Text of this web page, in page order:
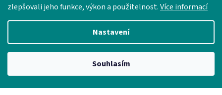
zlepšovali jeho funkce, výkon a použitelnost.Více informací
Nastavení
Souhlasím
Vytvořil Shoptet